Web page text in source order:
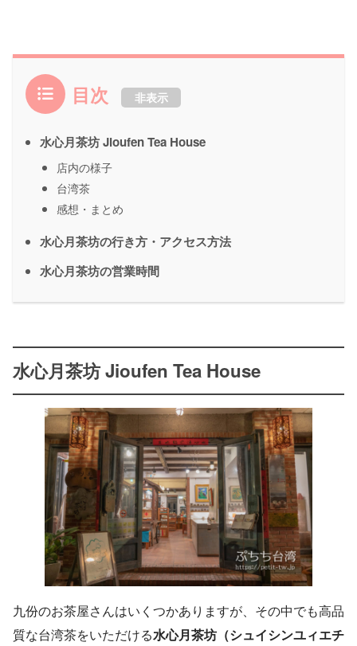
目次 非表示
水心月茶坊 Jioufen Tea House
店内の様子
台湾茶
感想・まとめ
水心月茶坊の行き方・アクセス方法
水心月茶坊の営業時間
水心月茶坊 Jioufen Tea House
九份のお茶屋さんはいくつかありますが、その中でも高品
質な台湾茶をいただける水心月茶坊（シュイシンユィエチ